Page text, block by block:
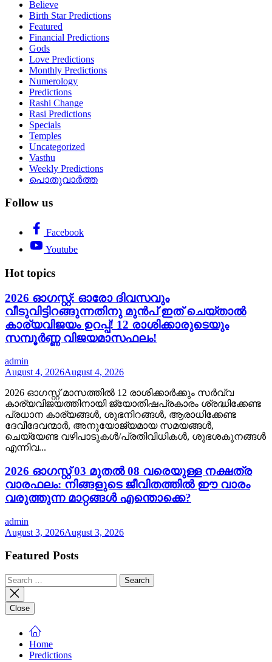
Believe
Birth Star Predictions
Featured
Financial Predictions
Gods
Love Predictions
Monthly Predictions
Numerology
Predictions
Rashi Change
Rasi Predictions
Specials
Temples
Uncategorized
Vasthu
Weekly Predictions
പൊതുവാർത്ത
Follow us
Facebook
Youtube
Hot topics
2026 ഓഗസ്റ്റ്: ഓരോ ദിവസവും
വീടുവിട്ടിറങ്ങുന്നതിനു മുൻപ് ഇത് ചെയ്താൽ
കാര്യവിജയം ഉറപ്പ്! 12 രാശിക്കാരുടെയും
സമ്പൂർണ്ണ വിജയമാസഫലം!
admin
August 4, 2026August 4, 2026
2026 ഓഗസ്റ്റ് മാസത്തിൽ 12 രാശിക്കാർക്കും സർവ്വ
കാര്യവിജയത്തിനായി ജ്യോതിഷപ്രകാരം ശ്രദ്ധിക്കേണ്ട
പ്രധാന കാര്യങ്ങൾ, ശുഭനിറങ്ങൾ, ആരാധിക്കേണ്ട
ദേവീദേവന്മാർ, അനുയോജ്യമായ സമയങ്ങൾ,
ചെയ്യേണ്ട വഴിപാടുകൾ/പ്രതിവിധികൾ, ശുഭശകുനങ്ങൾ
എന്നിവ...
2026 ഓഗസ്റ്റ് 03 മുതൽ 08 വരെയുള്ള നക്ഷത്ര
വാരഫലം: നിങ്ങളുടെ ജീവിതത്തിൽ ഈ വാരം
വരുത്തുന്ന മാറ്റങ്ങൾ എന്തൊക്കെ?
admin
August 3, 2026August 3, 2026
Featured Posts
Search
for:
Close
Home
Predictions